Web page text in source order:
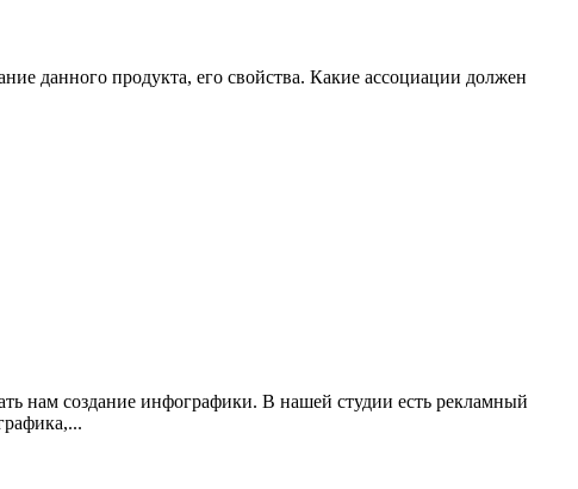
данного продукта, его свойства. Какие ассоциации должен
нам создание инфографики. В нашей студии есть рекламный